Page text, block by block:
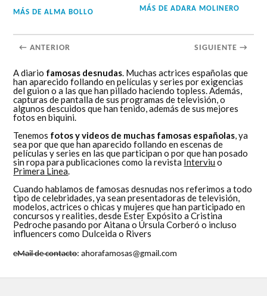
MÁS DEALMA BOLLO MÁS DEADARA MOLINERO
← ANTERIOR SIGUIENTE →
A diario famosas desnudas . Muchas actrices españolas que
han aparecido follando en películas y series por exigencias
del guion o a las que han pillado haciendo topless. Además,
capturas de pantalla de sus programas de televisión, o
algunos descuidos que han tenido, además de sus mejores
fotos en biquini.
Tenemos fotos y videos de muchas famosas españolas , ya
sea por que que han aparecido follando en escenas de
películas y series en las que participan o por que han posado
sin ropa para publicaciones como la revista Interviu o
Primera Linea
Cuando hablamos de famosas desnudas nos referimos a todo
tipo de celebridades, ya sean presentadoras de televisión,
modelos, actrices o chicas y mujeres que han participado en
concursos y realities, desde Ester Expósito a Cristina
Pedroche pasando por Aitana o Úrsula Corberó o incluso
influencers como Dulceida o Rivers
eMail de contacto: ahorafamosas@gmail.com